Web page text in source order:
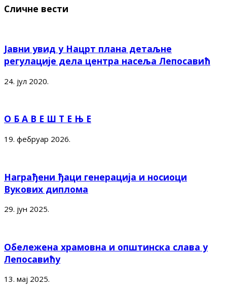
Сличне вести
Јавни увид у Нацрт плана детаљне
регулације дела центра насеља Лепосавић
24. јул 2020.
О Б А В Е Ш Т Е Њ Е
19. фебруар 2026.
Награђени ђаци генерација и носиоци
Вукових диплома
29. јун 2025.
Обележена храмовна и општинска слава у
Лепосавићу
13. мај 2025.